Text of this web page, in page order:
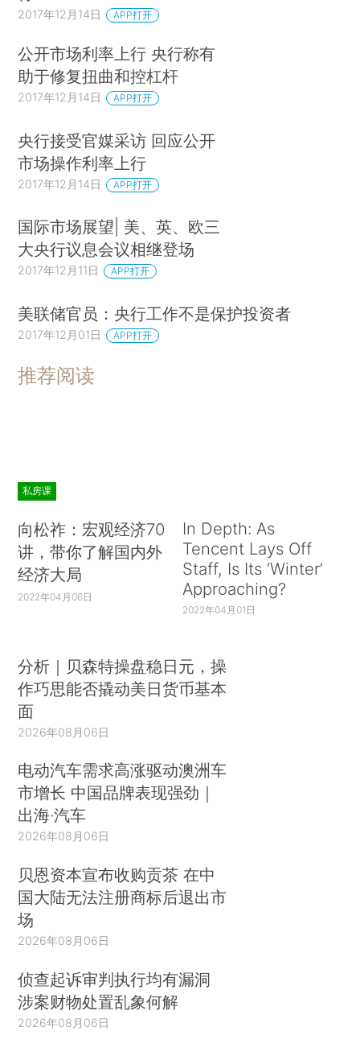
2017年12月14日 APP打开
公开市场利率上行 央行称有
助于修复扭曲和控杠杆
2017年12月14日 APP打开
央行接受官媒采访 回应公开
市场操作利率上行
2017年12月14日 APP打开
国际市场展望| 美、英、欧三
大央行议息会议相继登场
2017年12月11日 APP打开
美联储官员：央行工作不是保护投资者
2017年12月01日 APP打开
推荐阅读
私房课
向松祚：宏观经济70
讲，带你了解国内外
经济大局
2022年04月06日
In Depth: As
Tencent Lays Off
Staff, Is Its ‘Winter’
Approaching?
2022年04月01日
分析｜贝森特操盘稳日元，操
作巧思能否撬动美日货币基本
面
2026年08月06日
电动汽车需求高涨驱动澳洲车
市增长 中国品牌表现强劲｜
出海·汽车
2026年08月06日
贝恩资本宣布收购贡茶 在中
国大陆无法注册商标后退出市
场
2026年08月06日
侦查起诉审判执行均有漏洞
涉案财物处置乱象何解
2026年08月06日